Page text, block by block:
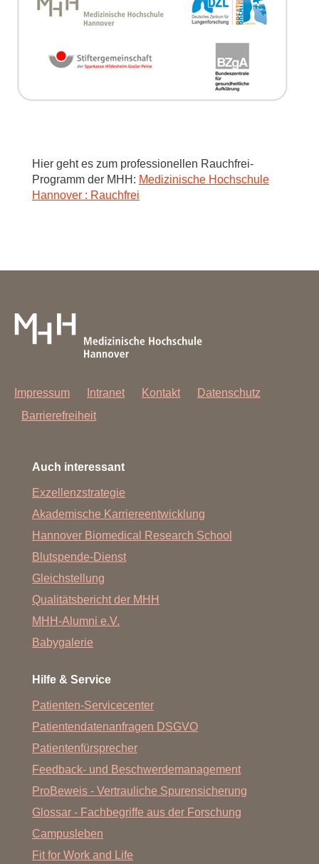
Hier geht es zum professionellen Rauchfrei-
Programm der MHH: Medizinische Hochschule
Hannover : Rauchfrei
Impressum Intranet Kontakt
Datenschutz
Barrierefreiheit
Auch interessant
Exzellenzstrategie
Akademische Karriereentwicklung
Hannover Biomedical Research School
Blutspende-Dienst
Gleichstellung
Qualitätsbericht der MHH
MHH-Alumni e.V.
Babygalerie
Hilfe & Service
Patienten-Servicecenter
Patientendatenanfragen DSGVO
Patientenfürsprecher
Feedback- und Beschwerdemanagement
ProBeweis - Vertrauliche Spurensicherung
Glossar - Fachbegriffe aus der Forschung
Campusleben
Fit for Work and Life